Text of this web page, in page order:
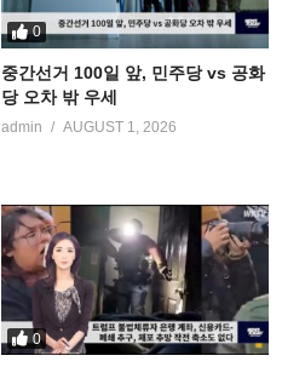
0
중간선거 100일 앞, 민주당 vs 공화
당 오차 밖 우세
admin AUGUST 1, 2026
0